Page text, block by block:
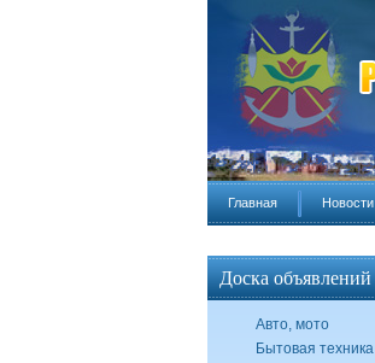
Главная Новости
Доска объявлений
Авто, мото
Бытовая техника